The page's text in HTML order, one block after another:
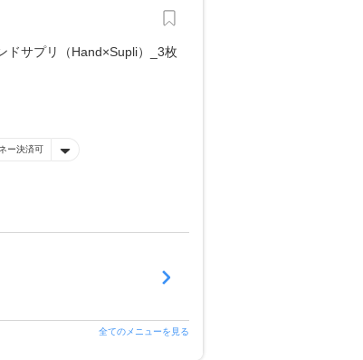
ー決済可
全てのメニューを見る